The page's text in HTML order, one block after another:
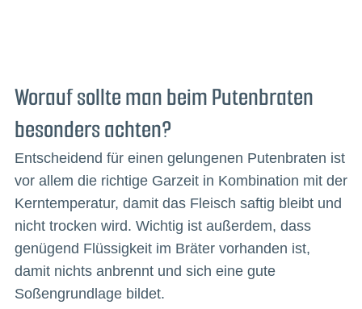
Worauf sollte man beim Putenbraten
besonders achten?
Entscheidend für einen gelungenen Putenbraten ist
vor allem die richtige Garzeit in Kombination mit der
Kerntemperatur, damit das Fleisch saftig bleibt und
nicht trocken wird. Wichtig ist außerdem, dass
genügend Flüssigkeit im Bräter vorhanden ist,
damit nichts anbrennt und sich eine gute
Soßengrundlage bildet.